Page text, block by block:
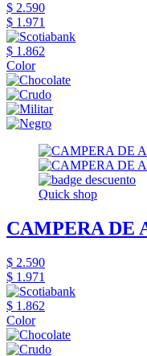
$ 2.590
$ 1.971
$ 1.862
Color
Quick shop
CAMPERA DE
$ 2.590
$ 1.971
$ 1.862
Color